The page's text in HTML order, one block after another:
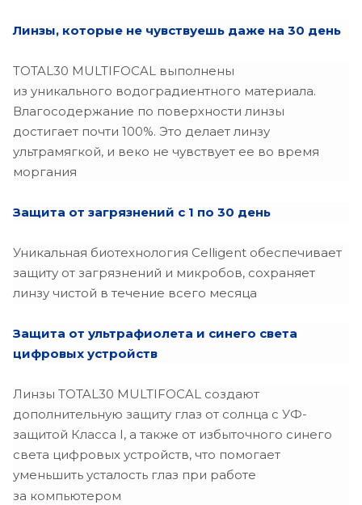
+3.00
+3.50
+4.00
+4.75
+5.00
+5.50
+5.75
+6.00
Линзы, которые не чувствуешь даже на 30 день
TOTAL30 MULTIFOCAL выполнены
из уникального водоградиентного материала.
Влагосодержание по поверхности линзы
достигает почти 100%. Это делает линзу
ультрамягкой, и веко не чувствует ее во время
моргания
Защита от загрязнений с 1 по 30 день
Уникальная биотехнология Celligent обеспечивает
защиту от загрязнений и микробов, сохраняет
линзу чистой в течение всего месяца
Защита от ультрафиолета и синего света
цифровых устройств
Линзы TOTAL30 MULTIFOCAL создают
дополнительную защиту глаз от солнца с УФ-
защитой Класса I, а также от избыточного синего
света цифровых устройств, что помогает
уменьшить усталость глаз при работе
за компьютером